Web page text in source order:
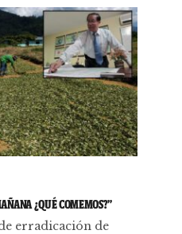
¿QUÉ COMEMOS?”
erradicación de